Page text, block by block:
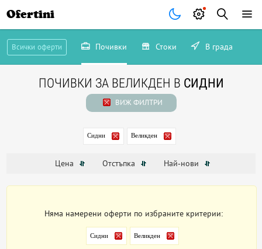
Ofertini
Всички оферти Почивки Стоки В града
ПОЧИВКИ ЗА ВЕЛИКДЕН В СИДНИ
ВИЖ ФИЛТРИ
Сидни Великден
Цена Отстъпка Най-нови
Няма намерени оферти по избраните критерии:
Сидни Великден